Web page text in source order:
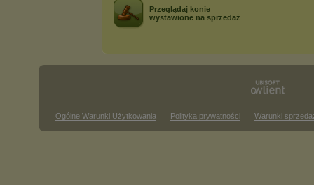
Przeglądaj konie
wystawione na sprzedaż
Ogólne Warunki Użytkowania Polityka prywatności Warunki